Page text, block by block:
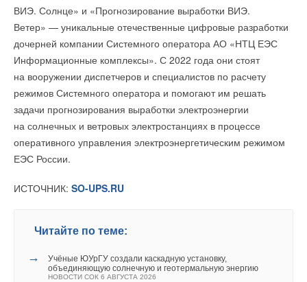
ВИЭ. Солнце» и «Прогнозирование выработки ВИЭ.
Ветер» — уникальные отечественные цифровые разработки
дочерней компании Системного оператора АО «НТЦ ЕЭС
Информационные комплексы». С 2022 года они стоят
на вооружении диспетчеров и специалистов по расчету
режимов Системного оператора и помогают им решать
задачи прогнозирования выработки электроэнергии
на солнечных и ветровых электростанциях в процессе
оперативного управления электроэнергетическим режимом
ЕЭС России.
ИСТОЧНИК: SO-UPS.RU
Читайте по теме:
→
Учёные ЮУрГУ создали каскадную установку,
объединяющую солнечную и геотермальную энергию
НОВОСТИ СОК 6 АВГУСТА 2026
→
В КНР ввели в строй «самую высоковольтную» СНЭ
ёмкостью 9 ГВт*ч
НОВОСТИ СОК 21 ИЮЛЯ 2026
Комментарии
Добавить комментарий
период 2026-2030 гг.
НОВОСТИ СОК 24 ИЮЛЯ 2026
→
В Дагестане ввели вторую очередь крупнейшей в России
ветроэлектростанции
НОВОСТИ СОК 23 ИЮЛЯ 2026
→
LONGi вновь установила мировой рекорд
35,5%
НОВОСТИ СОК 22 ИЮЛЯ 2026
ветроэнергетики за полгода
Комментарии
В этой теме еще нет комментариев